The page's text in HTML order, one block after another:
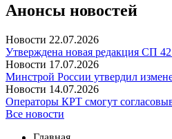
Анонсы новостей
Новости 22.07.2026
Утверждена новая редакция СП
Новости 17.07.2026
Минстрой России утвердил
Новости 14.07.2026
Операторы КРТ смогут
Все новости